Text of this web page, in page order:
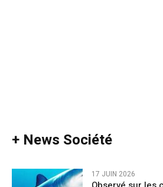
+ News Société
17 JUIN 2026